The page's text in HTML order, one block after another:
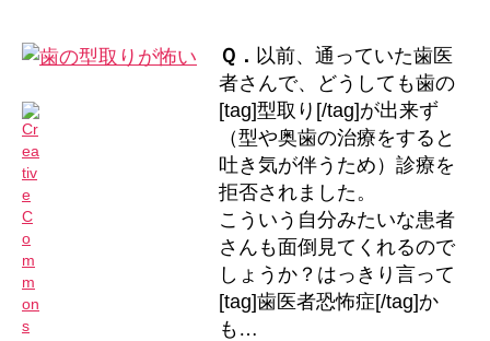
取
り
Ｑ． 以前、通っていた歯医
者さんで、どうしても歯の
[tag]型取り[/tag]が出来ず
（型や奥歯の治療をすると
吐き気が伴うため）診療を
拒否されました。
こういう自分みたいな患者
さんも面倒見てくれるので
しょうか？はっきり言って
[tag]歯医者恐怖症[/tag]か
も…